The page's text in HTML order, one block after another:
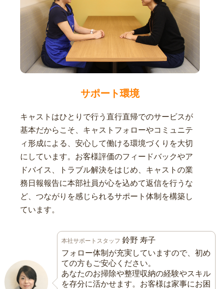
サポート環境
キャストはひとりで行う直行直帰でのサービスが
基本だからこそ、キャストフォローやコミュニテ
ィ形成による、安心して働ける環境づくりを大切
にしています。お客様評価のフィードバックやア
ドバイス、トラブル解決をはじめ、キャストの業
務日報報告に本部社員が心を込めて返信を行うな
ど、つながりを感じられるサポート体制を構築し
ています。
本社サポートスタッフ 鈴野 寿子
フォロー体制が充実していますので、初め
ての方もご安心ください。
あなたのお掃除や整理収納の経験やスキル
を存分に活かせます。お客様は家事にお困